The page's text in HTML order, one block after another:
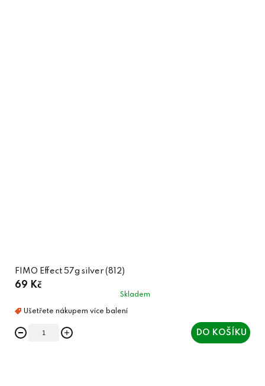
FIMO Effect 57g silver (812)
69 Kč
Skladem
DO KOŠÍKU